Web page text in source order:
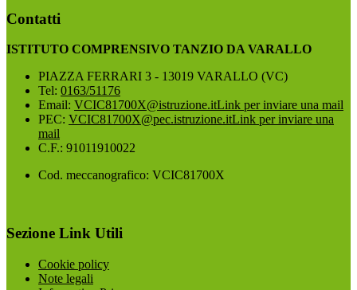
Contatti
ISTITUTO COMPRENSIVO TANZIO DA VARALLO
PIAZZA FERRARI 3 - 13019 VARALLO (VC)
Tel: 0163/51176
Email: VCIC81700X@istruzione.itLink per inviare una mail
PEC: VCIC81700X@pec.istruzione.itLink per inviare una
mail
C.F.: 91011910022
Cod. meccanografico: VCIC81700X
Sezione Link Utili
Cookie policy
Note legali